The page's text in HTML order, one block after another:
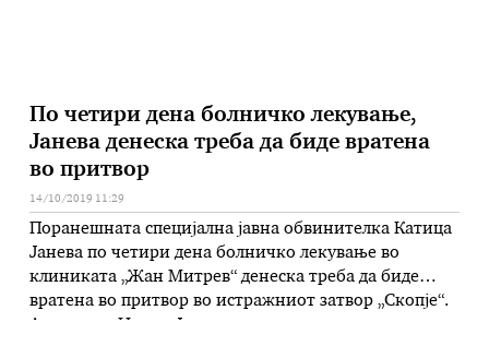
По четири дена болничко лекување,
Јанева денеска треба да биде вратена
во притвор
14/10/2019 11:29
Поранешната специјална јавна обвинителка Катица
Јанева по четири дена болничко лекување во
клиниката „Жан Митрев“ денеска треба да биде
вратена во притвор во истражниот затвор „Скопје“.